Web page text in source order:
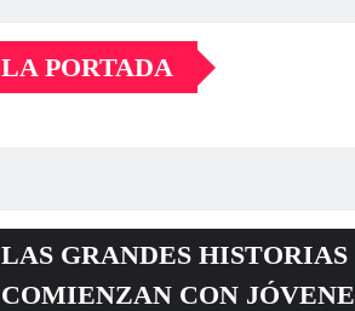
LA PORTADA
LAS GRANDES HISTORIAS
COMIENZAN CON